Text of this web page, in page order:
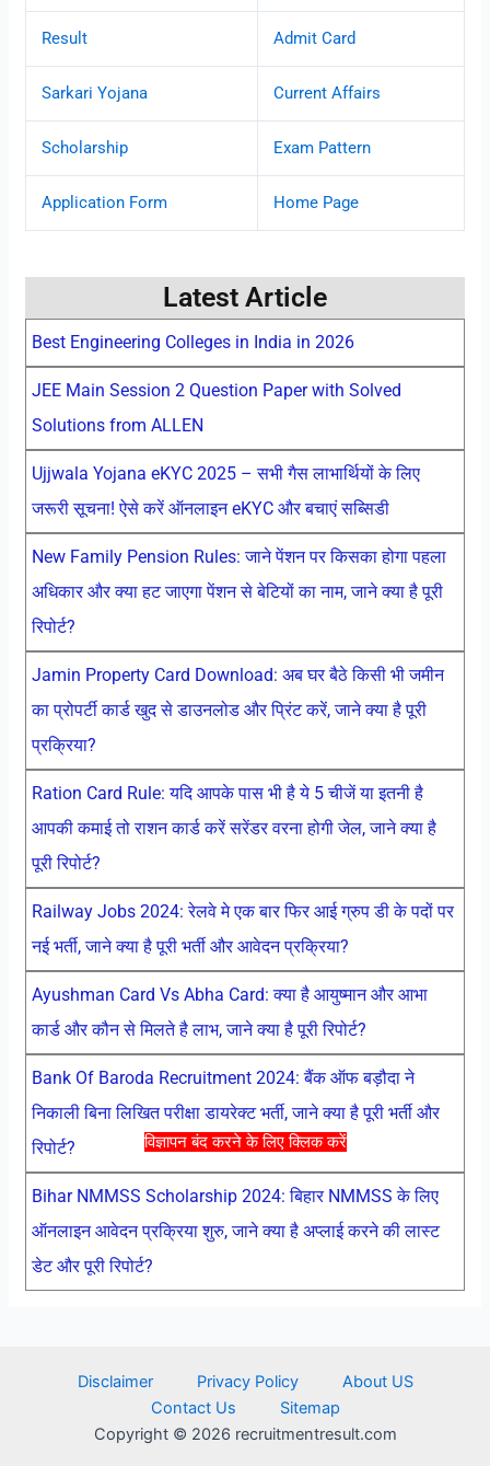
विज्ञापन बंद करने के लिए क्लिक करें
Result Admit Card
Sarkari Yojana Current Affairs
Scholarship Exam Pattern
Application Form Home Page
Latest Article
Best Engineering Colleges in India in 2026
JEE Main Session 2 Question Paper with Solved
Solutions from ALLEN
Ujjwala Yojana eKYC 2025 – सभी गैस लाभार्थियों के लिए
जरूरी सूचना! ऐसे करें ऑनलाइन eKYC और बचाएं सब्सिडी
New Family Pension Rules: जाने पेंशन पर किसका होगा पहला
अधिकार और क्या हट जाएगा पेंशन से बेटियों का नाम, जाने क्या है पूरी
रिपोर्ट?
Jamin Property Card Download: अब घर बैठे किसी भी जमीन
का प्रोपर्टी कार्ड खुद से डाउनलोड और प्रिंट करें, जाने क्या है पूरी
प्रक्रिया?
Ration Card Rule: यदि आपके पास भी है ये 5 चीजें या इतनी है
आपकी कमाई तो राशन कार्ड करें सरेंडर वरना होगी जेल, जाने क्या है
पूरी रिपोर्ट?
Railway Jobs 2024: रेलवे मे एक बार फिर आई ग्रुप डी के पदों पर
नई भर्ती, जाने क्या है पूरी भर्ती और आवेदन प्रक्रिया?
Ayushman Card Vs Abha Card: क्या है आयुष्मान और आभा
कार्ड और कौन से मिलते है लाभ, जाने क्या है पूरी रिपोर्ट?
Bank Of Baroda Recruitment 2024: बैंक ऑफ बड़ौदा ने
निकाली बिना लिखित परीक्षा डायरेक्ट भर्ती, जाने क्या है पूरी भर्ती और
रिपोर्ट?
Bihar NMMSS Scholarship 2024: बिहार NMMSS के लिए
ऑनलाइन आवेदन प्रक्रिया शुरु, जाने क्या है अप्लाई करने की लास्ट
डेट और पूरी रिपोर्ट?
Disclaimer Privacy Policy
About US
Contact Us
Sitemap
Copyright © 2026 recruitmentresult.com